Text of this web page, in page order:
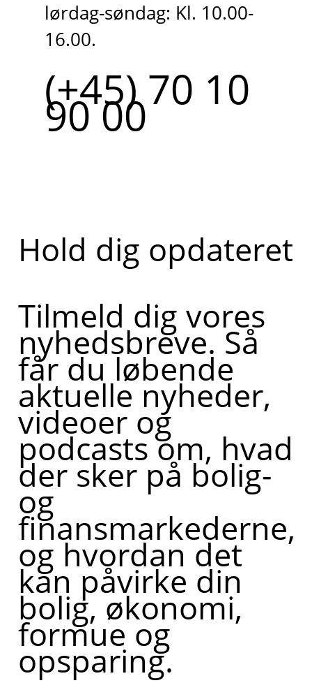
lørdag-søndag: Kl. 10.00-
16.00.
(+45) 70 10
90 00
Hold dig opdateret
Tilmeld dig vores
nyhedsbreve. Så
får du løbende
aktuelle nyheder,
videoer og
podcasts om, hvad
der sker på bolig-
og
finansmarkederne,
og hvordan det
kan påvirke din
bolig, økonomi,
formue og
opsparing.